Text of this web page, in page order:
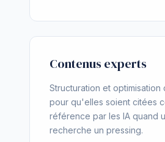
Contenus experts
Structuration et
pour qu'elles soient citées
référence par les IA quand
recherche un pressing.